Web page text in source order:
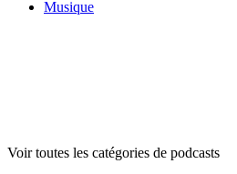
Musique
Voir toutes les catégories de podcasts